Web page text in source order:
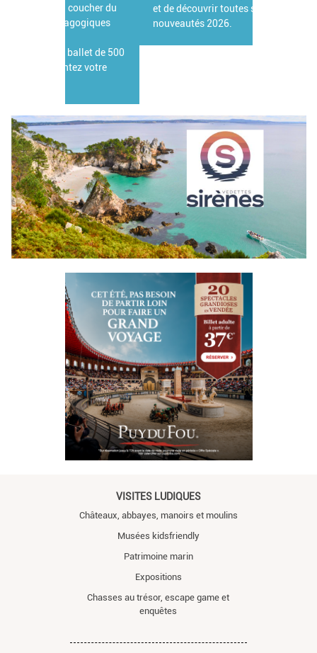
et de découvrir toutes ses grandes
nouveautés 2026.
VISITES LUDIQUES
Châteaux, abbayes, manoirs et moulins
Musées kidsfriendly
Patrimoine marin
Expositions
Chasses au trésor, escape game et
enquêtes